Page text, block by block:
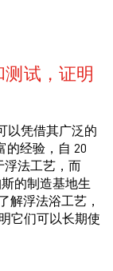
试，证明
以凭借其广泛的
的经验，自 20
浮法工艺，而
的制造基地生
解浮法浴工艺，
它们可以长期使